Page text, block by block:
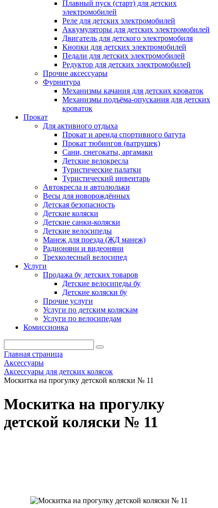
Плавный пуск (старт) для детских
электромобилей
Реле для детских электромобилей
Аккумуляторы для детских электромобилей
Двигатель для детского электромобиля
Кнопки для детских электромобилей
Педали для детских электромобилей
Редуктор для детских электромобилей
Прочие аксессуары
Фурнитура
Механизмы качания для детских кроваток
Механизмы подъёма-опускания для детских
кроваток
Прокат
Для активного отдыха
Прокат и аренда спортивного батута
Прокат тюбингов (ватрушек)
Сани, снегокаты, аргамаки
Детские велокресла
Туристические палатки
Туристический инвентарь
Автокресла и автолюльки
Весы для новорождённых
Детская безопасность
Детские коляски
Детские санки-коляски
Детские велосипеды
Манеж для поезда (ЖД манеж)
Радионяни и видеоняни
Трехколесный велосипед
Услуги
Продажа бу детских товаров
Детские велосипеды бу
Детские коляски бу
Прочие услуги
Услуги по детским коляскам
Услуги по велосипедам
Комиссионка
Главная страница
Аксессуары
Аксессуары для детских колясок
Москитка на прогулку детской коляски № 11
Москитка на прогулку
детской коляски № 11